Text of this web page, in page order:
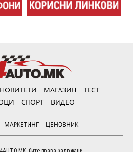
НОВИТЕТИ МАГАЗИН
ТЕСТ
СПОРТ ВИДЕО
МАРКЕТИНГ ЦЕНОВНИК
Сите права задржани.